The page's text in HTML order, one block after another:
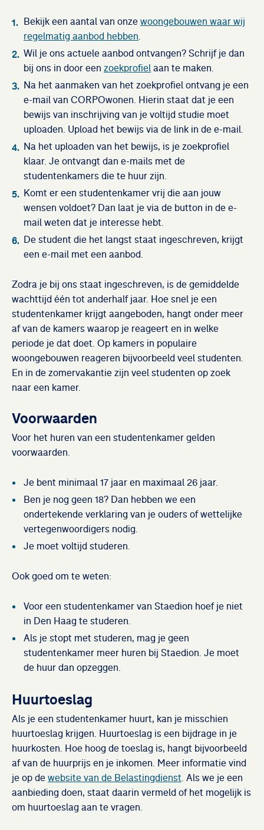
Bekijk een aantal van onzewoongebouwen waar wij
regelmatig aanbod hebben
Wil je ons actuele aanbod ontvangen? Schrijf je dan
bij ons in door eenzoekprofiel aan te maken.
Na het aanmaken van het zoekprofiel ontvang je een
e-mail van CORPOwonen. Hierin staat dat je een
bewijs van inschrijving van je voltijd studie moet
uploaden. Upload het bewijs via de link in de e-mail.
Na het uploaden van het bewijs, is je zoekprofiel
klaar. Je ontvangt dan e-mails met de
studentenkamers die te huur zijn.
Komt er een studentenkamer vrij die aan jouw
wensen voldoet? Dan laat je via de button in de e-
mail weten dat je interesse hebt.
De student die het langst staat ingeschreven, krijgt
een e-mail met een aanbod.
Zodra je bij ons staat ingeschreven, is de gemiddelde
wachttijd één tot anderhalf jaar. Hoe snel je een
studentenkamer krijgt aangeboden, hangt onder meer
af van de kamers waarop je reageert en in welke
periode je dat doet. Op kamers in populaire
woongebouwen reageren bijvoorbeeld veel studenten.
En in de zomervakantie zijn veel studenten op zoek
naar een kamer.
Voorwaarden
Voor het huren van een studentenkamer gelden
voorwaarden.
Je bent minimaal 17 jaar en maximaal 26 jaar.
Ben je nog geen 18? Dan hebben we een
ondertekende verklaring van je ouders of wettelijke
vertegenwoordigers nodig.
Je moet voltijd studeren.
Ook goed om te weten:
Voor een studentenkamer van Staedion hoef je niet
in Den Haag te studeren.
Als je stopt met studeren, mag je geen
studentenkamer meer huren bij Staedion. Je moet
de huur dan opzeggen.
Huurtoeslag
Als je een studentenkamer huurt, kan je misschien
huurtoeslag krijgen. Huurtoeslag is een bijdrage in je
huurkosten. Hoe hoog de toeslag is, hangt bijvoorbeeld
af van de huurprijs en je inkomen. Meer informatie vind
je op dewebsite van de Belastingdienst . Als we je een
aanbieding doen, staat daarin vermeld of het mogelijk is
om huurtoeslag aan te vragen.